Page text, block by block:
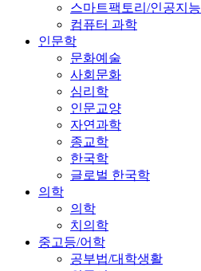
스마트팩토리/인공지능
컴퓨터 과학
인문학
문화예술
사회문화
심리학
인문교양
자연과학
종교학
한국학
글로벌 한국학
의학
의학
치의학
중고등/어학
공부법/대학생활